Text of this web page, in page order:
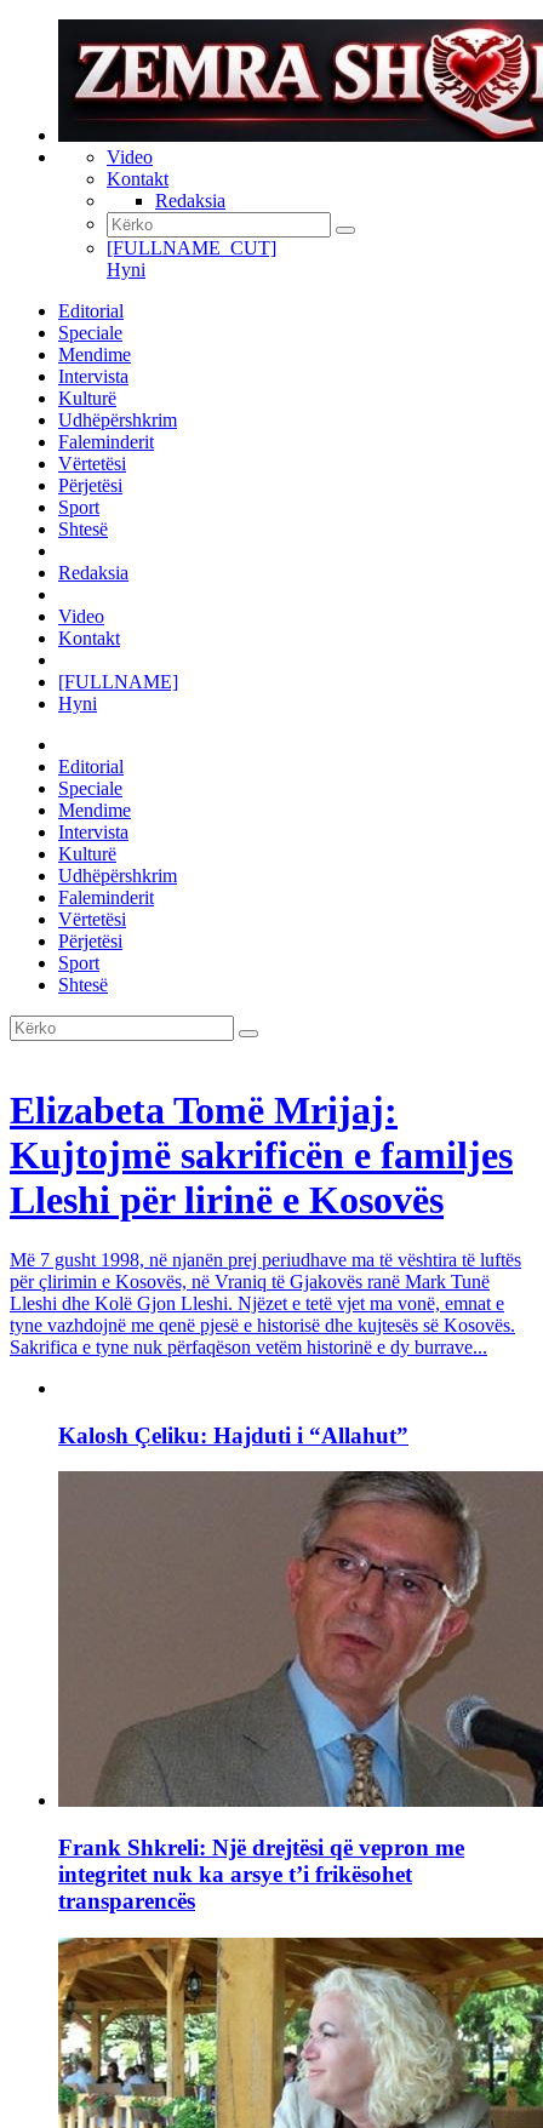
Video
Kontakt
Redaksia
[FULLNAME_CUT]
Hyni
Editorial
Speciale
Mendime
Intervista
Kulturë
Udhëpërshkrim
Faleminderit
Vërtetësi
Përjetësi
Sport
Shtesë
Redaksia
Video
Kontakt
[FULLNAME]
Hyni
Editorial
Speciale
Mendime
Intervista
Kulturë
Udhëpërshkrim
Faleminderit
Vërtetësi
Përjetësi
Sport
Shtesë
Elizabeta Tomë Mrijaj:
Kujtojmë sakrificën e familjes
Lleshi për lirinë e Kosovës
Më 7 gusht 1998, në njanën prej periudhave ma të vështira të luftës
për çlirimin e Kosovës, në Vraniq të Gjakovës ranë Mark Tunë
Lleshi dhe Kolë Gjon Lleshi. Njëzet e tetë vjet ma vonë, emnat e
tyne vazhdojnë me qenë pjesë e historisë dhe kujtesës së Kosovës.
Sakrifica e tyne nuk përfaqëson vetëm historinë e dy burrave...
Kalosh Çeliku: Hajduti i “Allahut”
Frank Shkreli: Një drejtësi që vepron me
integritet nuk ka arsye t’i frikësohet
transparencës